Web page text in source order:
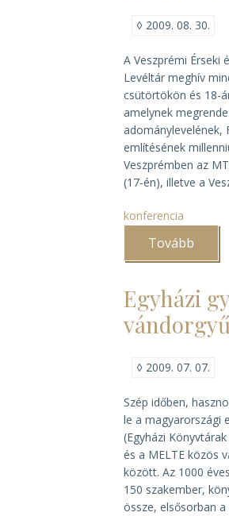
◊ 2009. 08. 30.
A Veszprémi Érseki
Levéltár meghív
csütörtökön és 18-
amelynek
adománylevelének,
említésének
Veszprémben az
(17-én), illetve a
konferencia
Tovább
Egyházi
◊ 2009. 07. 07.
Szép időben,
le a magyarországi
(Egyházi
és a MELTE közös
között. Az 1000
150 szakember,
össze, elsősorban